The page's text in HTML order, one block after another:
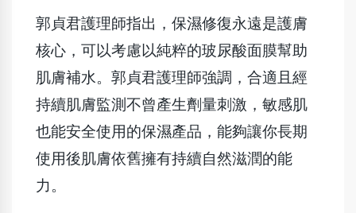
郭貞君護理師指出，保濕修復永遠是護膚
核心，可以考慮以純粹的玻尿酸面膜幫助
肌膚補水。郭貞君護理師強調，合適且經
持續肌膚監測不曾產生劑量刺激，敏感肌
也能安全使用的保濕產品，能夠讓你長期
使用後肌膚依舊擁有持續自然滋潤的能
力。